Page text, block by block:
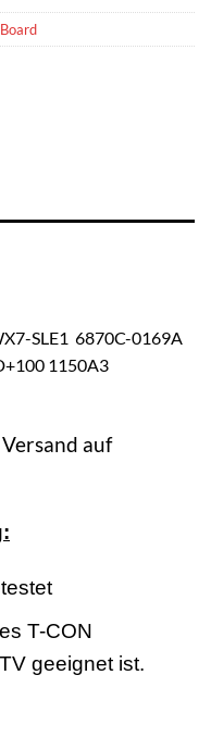
SLE1 6870C-0169A
1150A3
auf
T-CON
geeignet ist.